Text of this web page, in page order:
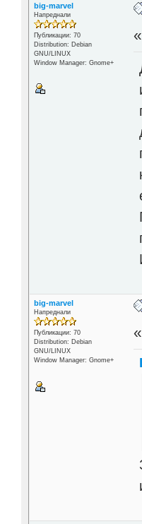
big-marvel
Напреднали
Публикации: 70
Distribution: Debian
GNU/LINUX
Window Manager: Gnome+
«
big-marvel
Напреднали
Публикации: 70
Distribution: Debian
GNU/LINUX
Window Manager: Gnome+
«